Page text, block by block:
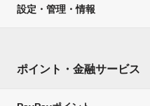
設定・管理・情報
ポイント・金融サービス